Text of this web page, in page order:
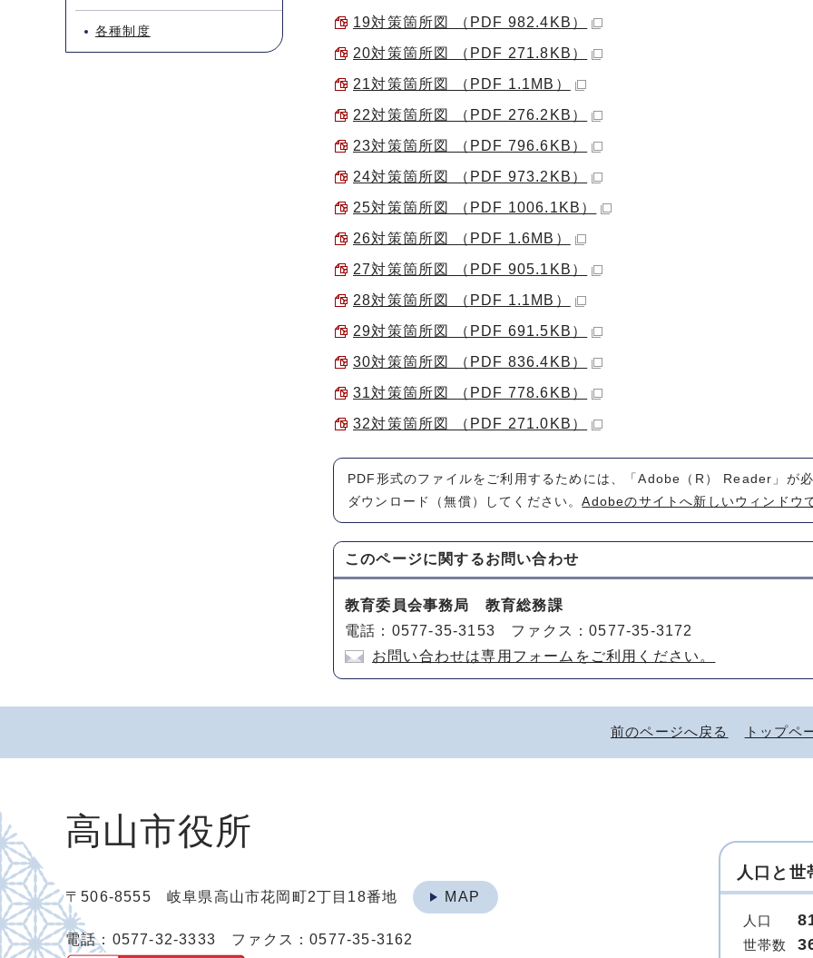
19対策箇所図 （PDF 982.4KB）
20対策箇所図 （PDF 271.8KB）
21対策箇所図 （PDF 1.1MB）
22対策箇所図 （PDF 276.2KB）
23対策箇所図 （PDF 796.6KB）
24対策箇所図 （PDF 973.2KB）
25対策箇所図 （PDF 1006.1KB）
26対策箇所図 （PDF 1.6MB）
27対策箇所図 （PDF 905.1KB）
28対策箇所図 （PDF 1.1MB）
29対策箇所図 （PDF 691.5KB）
30対策箇所図 （PDF 836.4KB）
31対策箇所図 （PDF 778.6KB）
32対策箇所図 （PDF 271.0KB）
PDF形式のファイルをご利用するためには、「Adobe（R） Reader」が
ダウンロード（無償）してください。Adobeのサイトへ新しいウィンドウ
このページに関するお問い合わせ
教育委員会事務局 教育総務課
電話：0577-35-3153 ファクス：0577-35-3172
お問い合わせは専用フォームをご利用ください。
各種制度
前のページへ戻る トップペ
高山市役所
〒506-8555 岐阜県高山市花岡町2丁目18番地 MAP
電話：0577-32-3333 ファクス：0577-35-3162
人口と世
人口
世帯数